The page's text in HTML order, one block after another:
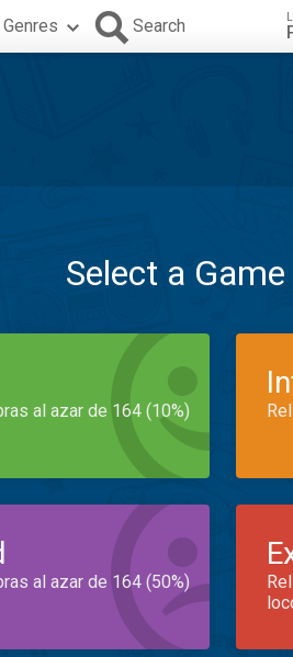
Genres Search
Select a
al azar de 164 (10%)
al azar de 164 (50%)